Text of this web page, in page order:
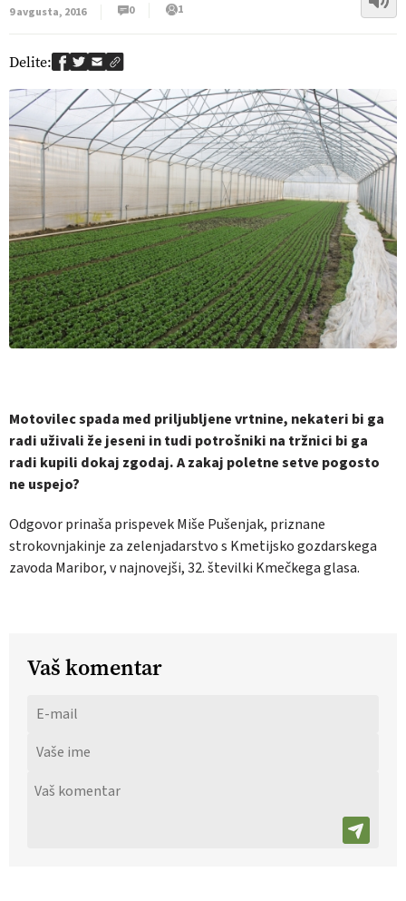
9 avgusta, 2016
0 1
Delite:
Motovilec spada med priljubljene vrtnine, nekateri bi ga
radi uživali že jeseni in tudi potrošniki na tržnici bi ga
radi kupili dokaj zgodaj. A zakaj poletne setve pogosto
ne uspejo?
Odgovor prinaša prispevek Miše Pušenjak, priznane
strokovnjakinje za zelenjadarstvo s Kmetijsko gozdarskega
zavoda Maribor, v najnovejši, 32. številki Kmečkega glasa.
Vaš komentar